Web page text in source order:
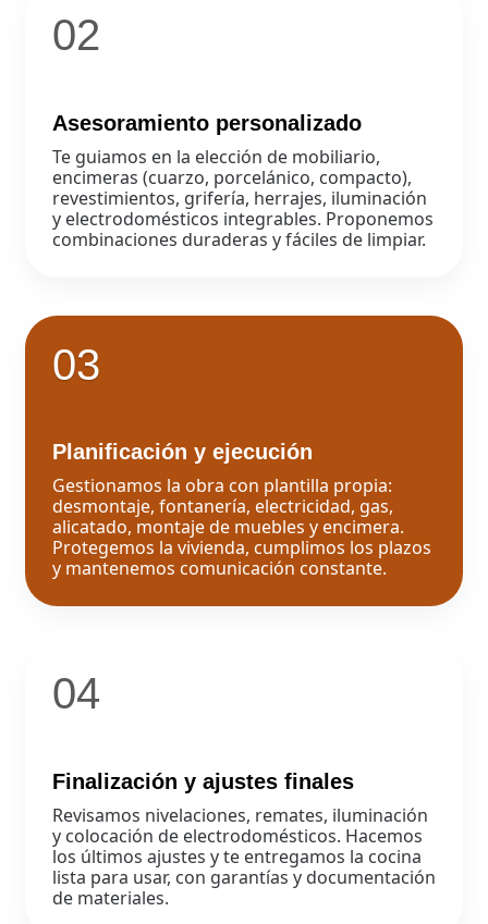
02
Asesoramiento personalizado
Te guiamos en la elección de mobiliario,
encimeras (cuarzo, porcelánico, compacto),
revestimientos, grifería, herrajes, iluminación
y electrodomésticos integrables. Proponemos
combinaciones duraderas y fáciles de limpiar.
03
Planificación y ejecución
Gestionamos la obra con plantilla propia:
desmontaje, fontanería, electricidad, gas,
alicatado, montaje de muebles y encimera.
Protegemos la vivienda, cumplimos los plazos
y mantenemos comunicación constante.
04
Finalización y ajustes finales
Revisamos nivelaciones, remates, iluminación
y colocación de electrodomésticos. Hacemos
los últimos ajustes y te entregamos la cocina
lista para usar, con garantías y documentación
de materiales.